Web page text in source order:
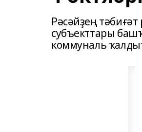
Рәсәйҙең
субъекттары
коммуналь